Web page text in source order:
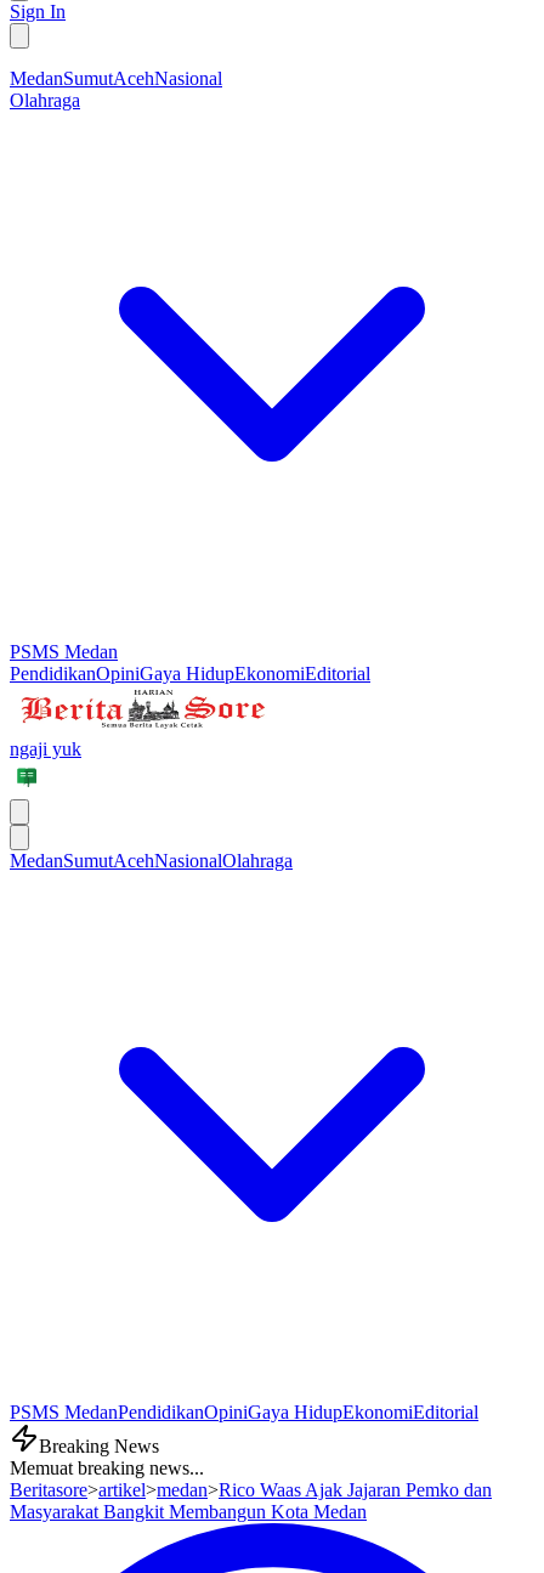
Sign In
MedanSumutAcehNasional
Olahraga
PSMS Medan
PendidikanOpiniGaya HidupEkonomiEditorial
ngaji yuk
MedanSumutAcehNasionalOlahraga
PSMS MedanPendidikanOpiniGaya HidupEkonomiEditorial
Breaking News
Memuat breaking news...
Beritasore>artikel>medan>Rico Waas Ajak Jajaran Pemko dan
Masyarakat Bangkit Membangun Kota Medan